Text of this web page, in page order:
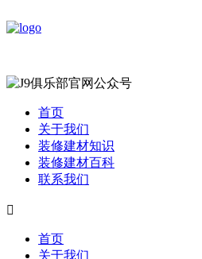
首页
关于我们
装修建材知识
装修建材百科
联系我们

首页
关于我们